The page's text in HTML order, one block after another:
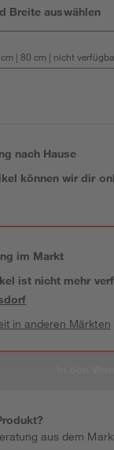
Breite auswählen
| 80 cm | nicht
nach Hause
können wir dir
im Markt
ist nicht mehr
in anderen Märkten
aus dem